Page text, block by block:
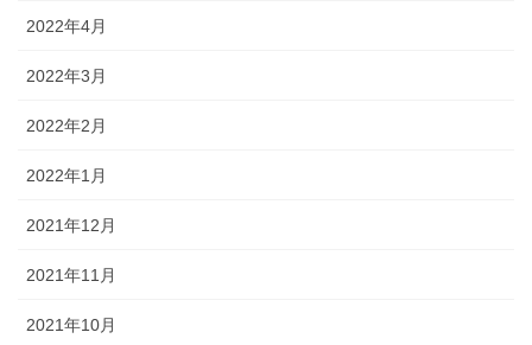
2022年4月
2022年3月
2022年2月
2022年1月
2021年12月
2021年11月
2021年10月